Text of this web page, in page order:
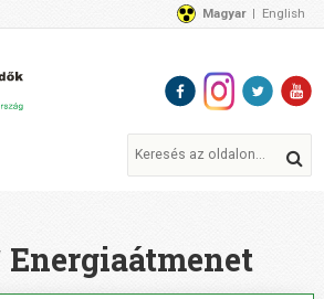
Magyar English
Energiaátmenet